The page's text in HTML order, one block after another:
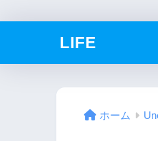
LIFE
ホーム